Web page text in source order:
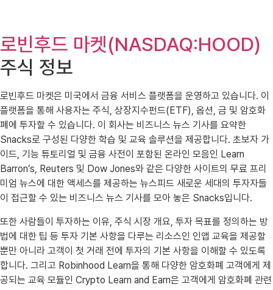
로빈후드 마켓(NASDAQ:HOOD)
주식 정보
로빈후드 마켓은 미국에서 금융 서비스 플랫폼을 운영하고 있습니다. 이
플랫폼을 통해 사용자는 주식, 상장지수펀드(ETF), 옵션, 금 및 암호화
폐에 투자할 수 있습니다. 이 회사는 비즈니스 뉴스 기사를 요약한
Snacks로 구성된 다양한 학습 및 교육 솔루션을 제공합니다. 초보자 가
이드, 기능 튜토리얼 및 금융 사전이 포함된 온라인 모음인 Learn
Barron’s, Reuters 및 Dow Jones와 같은 다양한 사이트의 무료 프리
미엄 뉴스에 대한 액세스를 제공하는 뉴스피드 새로운 세대의 투자자들
이 접근할 수 있는 비즈니스 뉴스 기사를 모아 놓은 Snacks입니다.
또한 사람들이 투자하는 이유, 주식 시장 개요, 투자 목표를 정의하는 방
법에 대한 팁 등 투자 기본 사항을 다루는 리소스인 인앱 교육을 제공할
뿐만 아니라 고객이 첫 거래 전에 투자의 기본 사항을 이해할 수 있도록
합니다. 그리고 Robinhood Learn을 통해 다양한 암호화폐 고객에게 제
공되는 교육 모듈인 Crypto Learn and Earn은 고객에게 암호화폐 관련